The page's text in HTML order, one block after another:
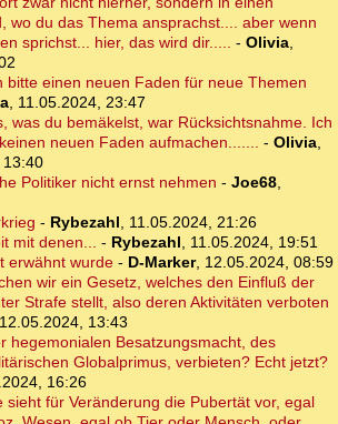
wo du das Thema ansprachst.... aber wenn
sprichst... hier, das wird dir..... - Olivia,
bitte einen neuen Faden für neue Themen
, 11.05.2024, 23:47
was du bemäkelst, war Rücksichtsnahme. Ich
neuen Faden aufmachen....... - Olivia,
13:40
Politiker nicht ernst nehmen - Joe68,
- Rybezahl, 11.05.2024, 21:26
mit denen... - Rybezahl, 11.05.2024, 19:51
erwähnt wurde- D-Marker, 12.05.2024, 08:59
wir ein Gesetz, welches den Einfluß der
Strafe stellt, also deren Aktivitäten verboten
12.05.2024, 13:43
hegemonialen Besatzungsmacht, des
Globalprimus, verbieten? Echt jetzt?
16:26
sieht für Veränderung die Pubertät vor, egal